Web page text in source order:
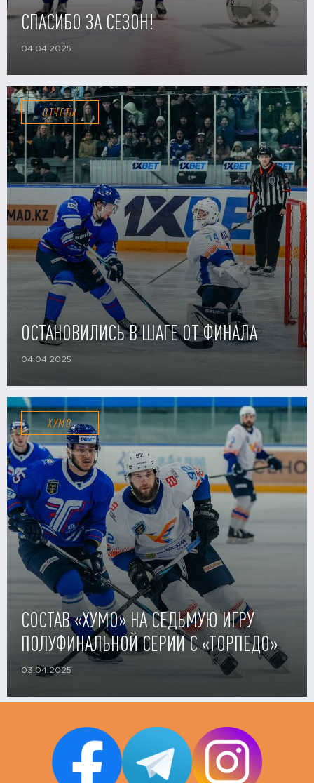
СПАСИБО ЗА СЕЗОН!
04.04.2025
ОТЧЕТЫ
ОСТАНОВИЛИСЬ В ШАГЕ ОТ ФИНАЛА
04.04.2025
ХУМО
СОСТАВ «ХУМО» НА СЕДЬМУЮ ИГРУ
ПОЛУФИНАЛЬНОЙ СЕРИИ С «ТОРПЕДО»
03.04.2025